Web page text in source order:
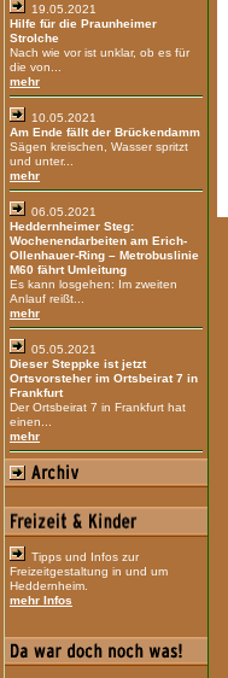
19.05.2021
Hilfe für die Praunheimer
Strolche
Nach wie vor ist unklar, ob es für
die von...
mehr
10.05.2021
Am Ende fällt der Brückendamm
Sägen kreischen, Wasser spritzt
und unter...
mehr
06.05.2021
Heddernheimer Steg:
Wochenendarbeiten am Erich-
Ollenhauer-Ring – Metrobuslinie
M60 fährt Umleitung
Es kann losgehen: Im zweiten
Anlauf reißt...
mehr
05.05.2021
Dieser Steppke ist jetzt
Ortsvorsteher im Ortsbeirat 7 in
Frankfurt
Der Ortsbeirat 7 in Frankfurt hat
einen...
mehr
Tipps und Infos zur
Freizeitgestaltung in und um
Heddernheim.
mehr Infos